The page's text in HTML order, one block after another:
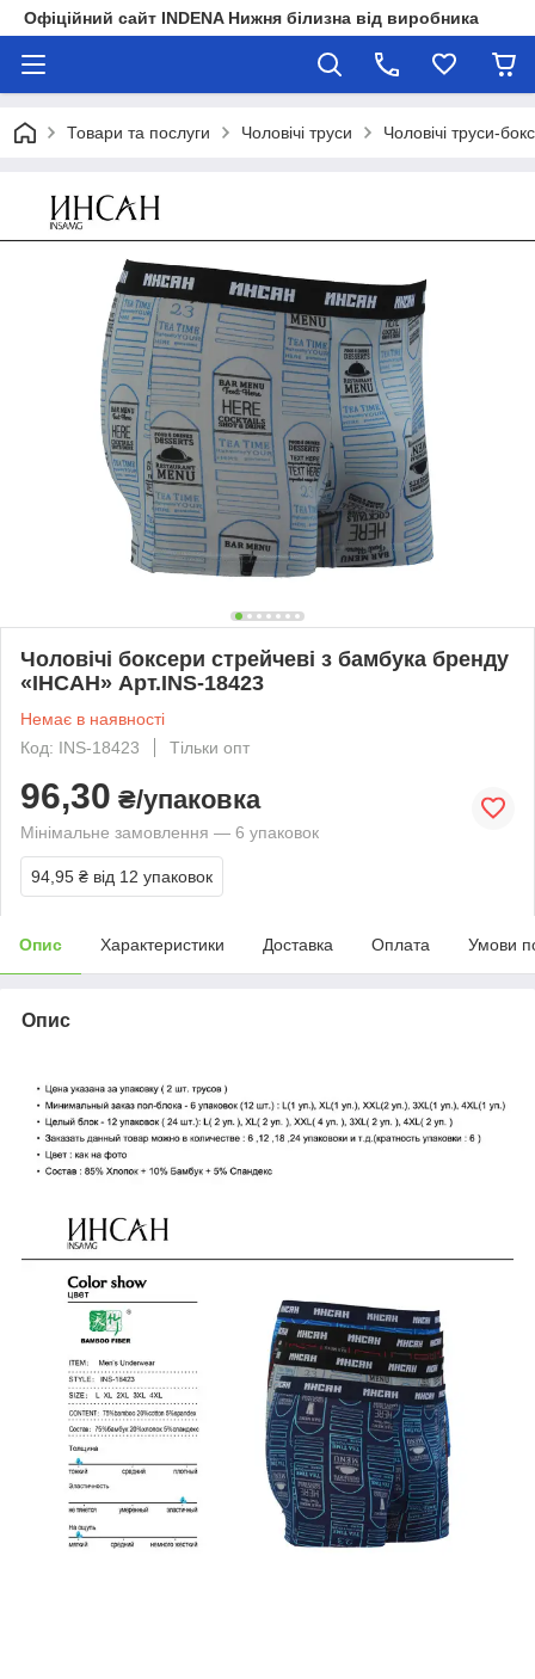
Офіційний сайт INDENA Нижня білизна від виробника
Товари та послуги Чоловічі труси Чоловічі труси-
Чоловічі боксери стрейчеві з бамбука бренду
«ІНСАН» Арт.INS-18423
Немає в наявності
Код: INS-18423
Тільки опт
96,30 ₴/упаковка
Мінімальне замовлення — 6 упаковок
94,95 ₴ від 12 упаковок
Опис Характеристики Доставка Оплата Умови
Опис